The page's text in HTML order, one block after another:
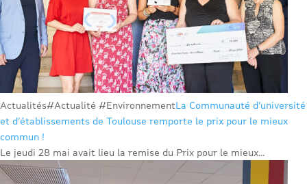
Actualités#Actualité #EnvironnementLa Communauté d’université
et d’établissements de Toulouse remporte le prix pour le mieux
commun !
Le jeudi 28 mai avait lieu la remise du Prix pour le mieux...